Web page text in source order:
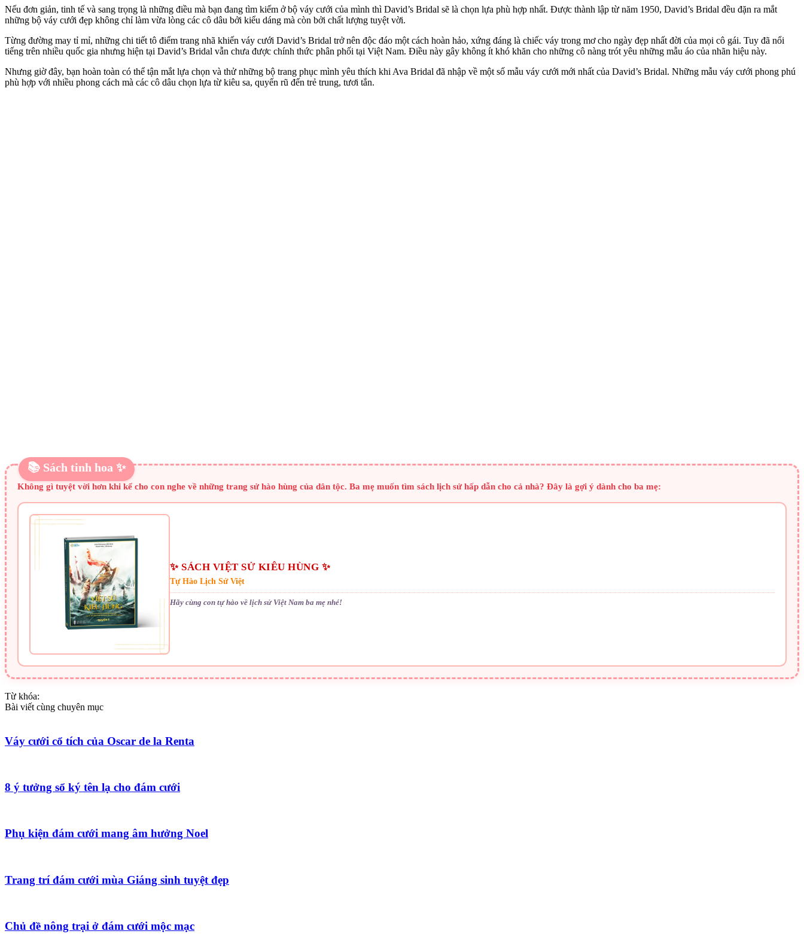
Nếu đơn giản, tinh tế và sang trọng là những điều mà bạn đang tìm kiếm ở bộ váy cưới của mình thì David’s Bridal sẽ là chọn lựa phù hợp nhất. Được thành lập từ năm 1950, David’s Bridal đều đặn ra mắt
những bộ váy cưới đẹp không chỉ làm vừa lòng các cô dâu bởi kiểu dáng mà còn bởi chất lượng tuyệt vời.
Từng đường may tỉ mỉ, những chi tiết tô điểm trang nhã khiến váy cưới David’s Bridal trở nên độc đáo một cách hoàn hảo, xứng đáng là chiếc váy trong mơ cho ngày đẹp nhất đời của mọi cô gái. Tuy đã nổi
tiếng trên nhiều quốc gia nhưng hiện tại David’s Bridal vẫn chưa được chính thức phân phối tại Việt Nam. Điều này gây không ít khó khăn cho những cô nàng trót yêu những mẫu áo của nhãn hiệu này.
Nhưng giờ đây, bạn hoàn toàn có thể tận mắt lựa chọn và thử những bộ trang phục mình yêu thích khi Ava Bridal đã nhập về một số mẫu váy cưới mới nhất của David’s Bridal. Những mẫu váy cưới phong phú
phù hợp với nhiều phong cách mà các cô dâu chọn lựa từ kiêu sa, quyến rũ đến trẻ trung, tươi tắn.
📚 Sách tinh hoa ✨
Không gì tuyệt vời hơn khi kể cho con nghe về những trang sử hào hùng của dân tộc. Ba mẹ muốn tìm sách lịch sử hấp dẫn cho cả nhà? Đây là gợi ý dành cho ba mẹ:
✨ SÁCH VIỆT SỬ KIÊU HÙNG ✨
Tự Hào Lịch Sử Việt
Hãy cùng con tự hào về lịch sử Việt Nam ba mẹ nhé!
Từ khóa:
Bài viết cùng chuyên mục
Váy cưới cổ tích của Oscar de la Renta
8 ý tưởng sổ ký tên lạ cho đám cưới
Phụ kiện đám cưới mang âm hưởng Noel
Trang trí đám cưới mùa Giáng sinh tuyệt đẹp
Chủ đề nông trại ở đám cưới mộc mạc